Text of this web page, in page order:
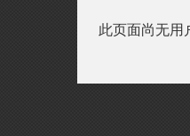
此页面尚无用